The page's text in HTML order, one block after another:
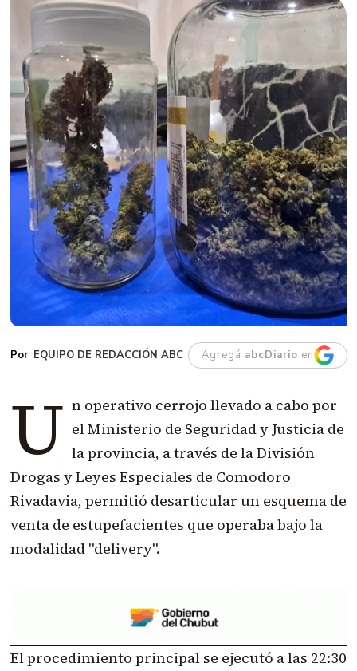
EQUIPO DE REDACCIÓN ABC Agregá abcDiario en
U n operativo cerrojo llevado a cabo por
el Ministerio de Seguridad y Justicia de
la provincia, a través de la División
Drogas y Leyes Especiales de Comodoro
Rivadavia, permitió desarticular un esquema de
venta de estupefacientes que operaba bajo la
modalidad "delivery".
El procedimiento principal se ejecutó a las 22:30